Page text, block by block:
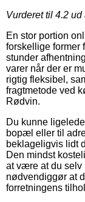
Vurderet til 4.2 ud
En stor portion
forskellige former
stunder
varer når der er
rigtig fleksibel,
fragtmetode ved
Rødvin.
Du kunne
bopæl eller til
beklageligvis lidt
Den mindst
at være at du selv
nødvendiggør at
forretningens